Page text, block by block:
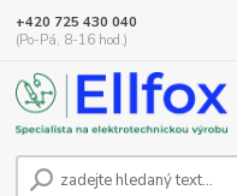
+420 725 430 040
(Po-Pá, 8-16 hod.)